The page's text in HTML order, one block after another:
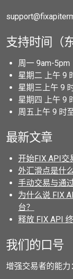
支持时间（
周一 9am-5pm
星期二 上午 9
星期三上午 9
星期四 上午 9
周五上午 9 时
最新文章
开始FIX API交
外汇滑点是什
手动交易与通
为什么说 FIX
台？
释放 FIX API
我们的口号
增强交易者的能力